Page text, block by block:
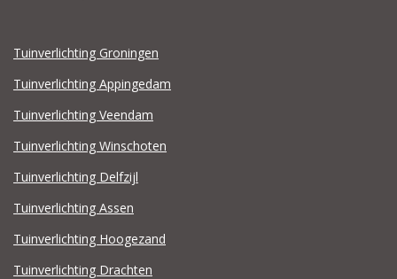
Tuinverlichting Groningen
Tuinverlichting Appingedam
Tuinverlichting Veendam
Tuinverlichting Winschoten
Tuinverlichting Delfzijl
Tuinverlichting Assen
Tuinverlichting Hoogezand
Tuinverlichting Drachten